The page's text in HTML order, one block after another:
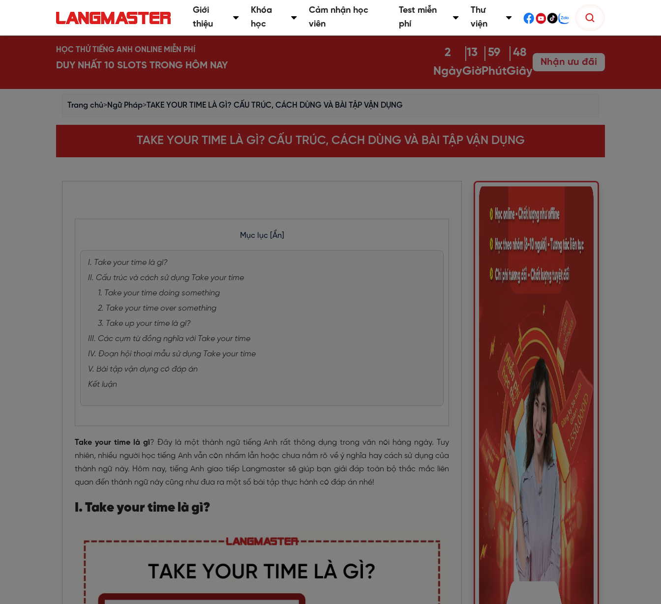
Giới
thiệu
Khóa
học
Cảm nhận học
viên
Test miễn
phí
Thư
viện
HỌC THỬ TIẾNG ANH ONLINE MIỄN PHÍ
DUY NHẤT 10 SLOTS TRONG HÔM NAY
2
Ngày
13
Giờ
59
Phút
47
Giây
Nhận ưu đãi
Trang chủ>Ngữ Pháp>TAKE YOUR TIME LÀ GÌ? CẤU TRÚC, CÁCH DÙNG VÀ BÀI TẬP VẬN DỤNG
TAKE YOUR TIME LÀ GÌ? CẤU TRÚC, CÁCH DÙNG VÀ BÀI TẬP VẬN DỤNG
Mục lục [Ẩn]
I. Take your time là gì?
II. Cấu trúc và cách sử dụng Take your time
1. Take your time doing something
2. Take your time over something
3. Take up your time là gì?
III. Các cụm từ đồng nghĩa với Take your time
IV. Đoạn hội thoại mẫu sử dụng Take your time
V. Bài tập vận dụng có đáp án
Kết luận
Take your time là gì? Đây là một thành ngữ tiếng Anh rất thông dụng trong văn nói hàng ngày. Tuy
nhiên, nhiều người học tiếng Anh vẫn còn nhầm lẫn hoặc chưa nắm rõ về ý nghĩa hay cách sử dụng của
thành ngữ này. Hôm nay, tiếng Anh giao tiếp Langmaster sẽ giúp bạn giải đáp toàn bộ thắc mắc liên
quan đến thành ngữ này cũng như đưa ra một số bài tập thực hành có đáp án nhé!
I. Take your time là gì?